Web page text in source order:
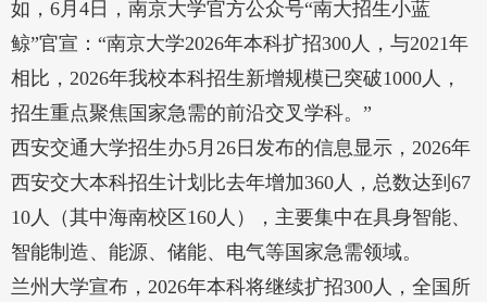
如，6月4日，南京大学官方公众号“南大招生小蓝
鲸”官宣：“南京大学2026年本科扩招300人，与2021年
相比，2026年我校本科招生新增规模已突破1000人，
招生重点聚焦国家急需的前沿交叉学科。”
西安交通大学招生办5月26日发布的信息显示，2026年
西安交大本科招生计划比去年增加360人，总数达到67
10人（其中海南校区160人），主要集中在具身智能、
智能制造、能源、储能、电气等国家急需领域。
兰州大学宣布，2026年本科将继续扩招300人，全国所